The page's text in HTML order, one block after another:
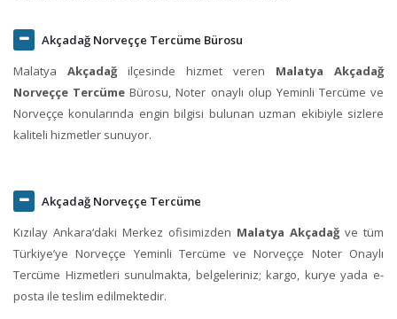
Akçadağ Norveççe Tercüme Bürosu
Malatya Akçadağilçesinde hizmet veren Malatya Akçadağ
Norveççe Tercüme Bürosu, Noter onaylı olup Yeminli Tercüme ve
Norveççe konularında engin bilgisi bulunan uzman ekibiyle sizlere
kaliteli hizmetler sunuyor.
Akçadağ Norveççe Tercüme
Kızılay Ankara‘daki Merkez ofisimizden Malatya Akçadağve tüm
Türkiye’ye Norveççe Yeminli Tercüme ve Norveççe Noter Onaylı
Tercüme Hizmetleri sunulmakta, belgeleriniz; kargo, kurye yada e-
posta ile teslim edilmektedir.